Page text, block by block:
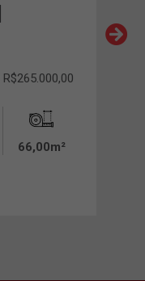
R$265.000,00
66,00m²